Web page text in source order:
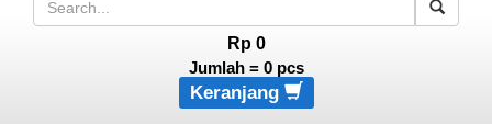
Rp 0
Jumlah = 0pcs
Keranjang